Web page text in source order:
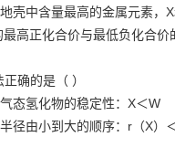
壳中含量最高的金属元素，
最高正化合价与最低负化合价
确的是（ ）
态氢化物的稳定性：X＜W
径由小到大的顺序：r（X）